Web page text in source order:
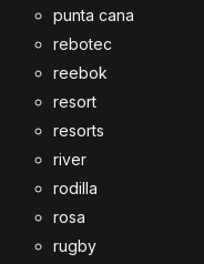
punta cana
rebotec
reebok
resort
resorts
river
rodilla
rosa
rugby